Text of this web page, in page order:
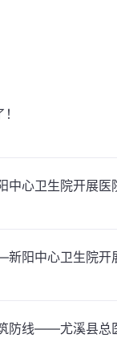
心卫生院开展医
新阳中心卫生院开
防线——尤溪县总